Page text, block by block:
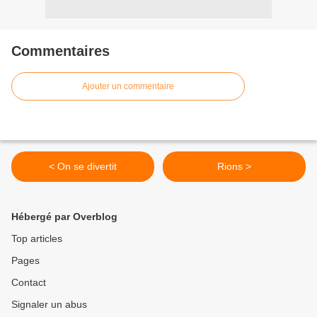
Commentaires
Ajouter un commentaire
< On se divertit Rions >
Hébergé par Overblog
Top articles
Pages
Contact
Signaler un abus